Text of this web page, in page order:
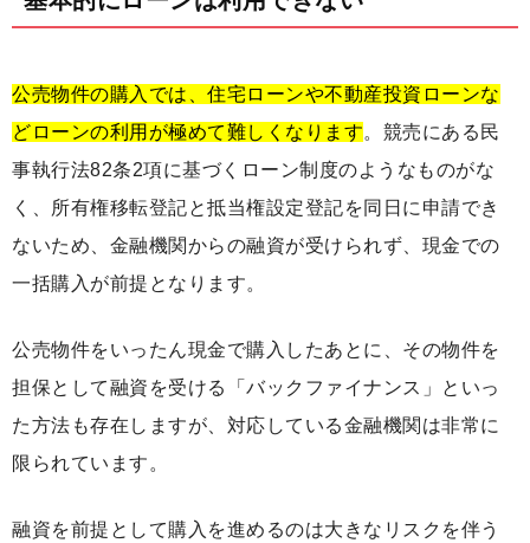
公売物件の購入では、住宅ローンや不動産投資ローンな
どローンの利用が極めて難しくなります。競売にある民
事執行法82条2項に基づくローン制度のようなものがな
く、所有権移転登記と抵当権設定登記を同日に申請でき
ないため、金融機関からの融資が受けられず、現金での
一括購入が前提となります。
公売物件をいったん現金で購入したあとに、その物件を
担保として融資を受ける「バックファイナンス」といっ
た方法も存在しますが、対応している金融機関は非常に
限られています。
融資を前提として購入を進めるのは大きなリスクを伴う